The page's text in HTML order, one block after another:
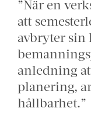
”När en
att
avbryter sin
anledning
planering,
hållbarhet.”